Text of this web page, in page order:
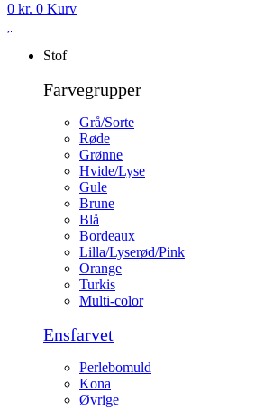
0 kr. 0 Kurv
Stof
Farvegrupper
Grå/Sorte
Røde
Grønne
Hvide/Lyse
Gule
Brune
Blå
Bordeaux
Lilla/Lyserød/Pink
Orange
Turkis
Multi-color
Ensfarvet
Perlebomuld
Kona
Øvrige